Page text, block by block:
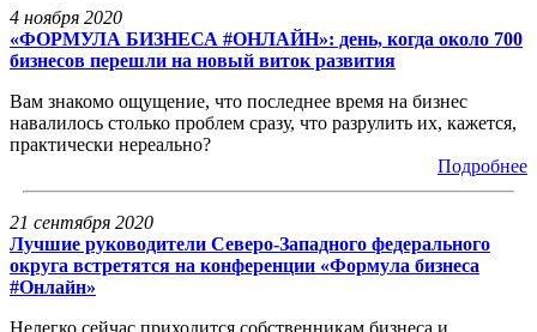
4 ноября 2020
«ФОРМУЛА БИЗНЕСА #ОНЛАЙН»: день, когда около 700
бизнесов перешли на новый виток развития
Вам знакомо ощущение, что последнее время на бизнес
навалилось столько проблем сразу, что разрулить их, кажется,
практически нереально?
Подробнее
21 сентября 2020
Лучшие руководители Северо-Западного федерального
округа встретятся на конференции «Формула бизнеса
#Онлайн»
Нелегко сейчас приходится собственникам бизнеса и